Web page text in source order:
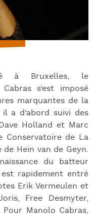
à Bruxelles, le
s’est imposé
marquantes de la
a d’abord suivi des
Holland et Marc
Conservatoire de La
Hein van de Geyn.
du batteur
rapidement entré
Erik Vermeulen et
Free Desmyter,
Manolo Cabras,